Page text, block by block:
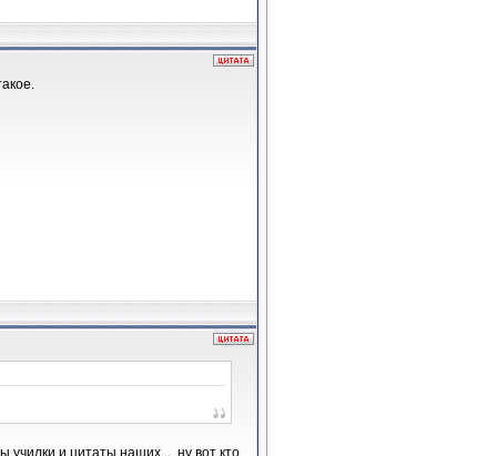
училки и цитаты наших ....ну вот кто